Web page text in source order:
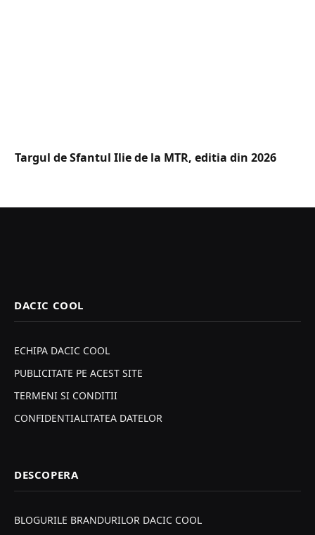
Targul de Sfantul Ilie de la MTR, editia din 2026
DACIC COOL
ECHIPA DACIC COOL
PUBLICITATE PE ACEST SITE
TERMENI SI CONDITII
CONFIDENTIALITATEA DATELOR
DESCOPERA
BLOGURILE BRANDURILOR DACIC COOL